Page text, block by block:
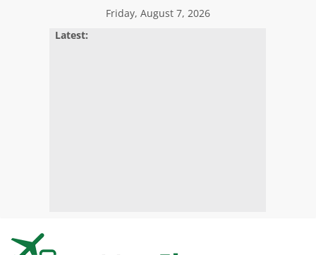
Friday, August 7, 2026
Latest: